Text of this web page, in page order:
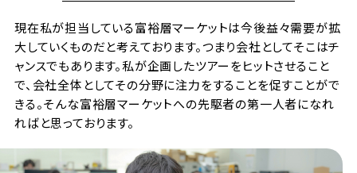
現在私が担当している富裕層マーケットは今後益々需要が拡
大していくものだと考えております。つまり会社としてそこはチ
ャンスでもあります。私が企画したツアーをヒットさせること
で、会社全体としてその分野に注力をすることを促すことがで
きる。そんな富裕層マーケットへの先駆者の第一人者になれ
ればと思っております。